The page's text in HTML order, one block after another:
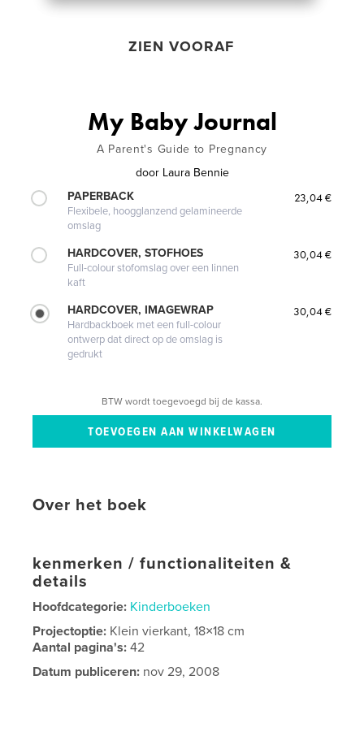
ZIEN VOORAF
My Baby Journal
A Parent's Guide to Pregnancy
door Laura Bennie
PAPERBACK
Flexibele, hoogglanzend gelamineerde
omslag
23,04 €
HARDCOVER, STOFHOES
Full-colour stofomslag over een linnen
kaft
30,04 €
HARDCOVER, IMAGEWRAP
Hardbackboek met een full-colour
ontwerp dat direct op de omslag is
gedrukt
30,04 €
BTW wordt toegevoegd bij de kassa.
Over het boek
kenmerken / functionaliteiten &
details
Hoofdcategorie: Kinderboeken
Projectoptie: Klein vierkant, 18×18 cm
Aantal pagina's:42
Datum publiceren: nov 29, 2008